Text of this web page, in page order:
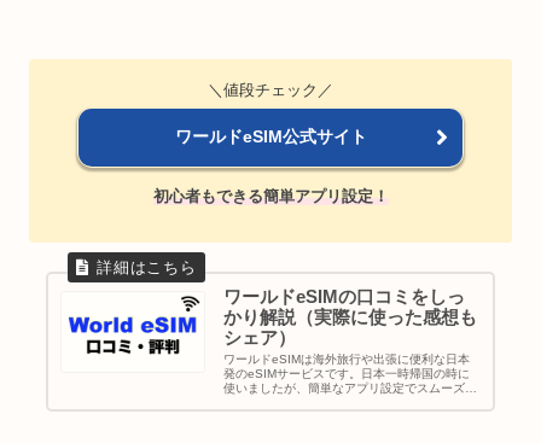
＼値段チェック／
ワールドeSIM公式サイト
初心者もできる簡単アプリ設定！
ワールドeSIMの口コミをしっ
かり解説（実際に使った感想も
シェア）
ワールドeSIMは海外旅行や出張に便利な日本
発のeSIMサービスです。日本一時帰国の時に
使いましたが、簡単なアプリ設定でスムーズだ